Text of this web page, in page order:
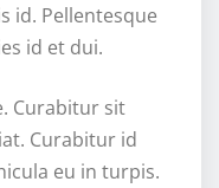
id. Pellentesque
id et dui.
Curabitur sit
Curabitur id
eu in turpis.